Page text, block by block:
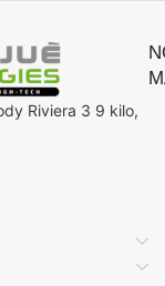
Riviera 3 9 kilo,